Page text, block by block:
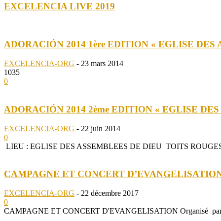
EXCELENCIA LIVE 2019
ADORACIÓN 2014 1ère EDITION « EGLISE
EXCELENCIA-ORG - 23 mars 2014
1035
0
ADORACIÓN 2014 2ème EDITION « EGLISE
EXCELENCIA-ORG - 22 juin 2014
0
LIEU : EGLISE DES ASSEMBLEES DE DIEU TOITS
CAMPAGNE ET CONCERT
EXCELENCIA-ORG - 22 décembre 2017
0
CAMPAGNE ET CONCERT D'EVANGELISATION Organisé par